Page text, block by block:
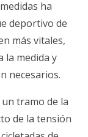
ha
deportivo de
más vitales,
la medida y
necesarios.
tramo de la
de la tensión